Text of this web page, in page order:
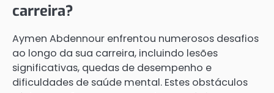
carreira?
Aymen Abdennour enfrentou numerosos desafios
ao longo da sua carreira, incluindo lesões
significativas, quedas de desempenho e
dificuldades de saúde mental. Estes obstáculos